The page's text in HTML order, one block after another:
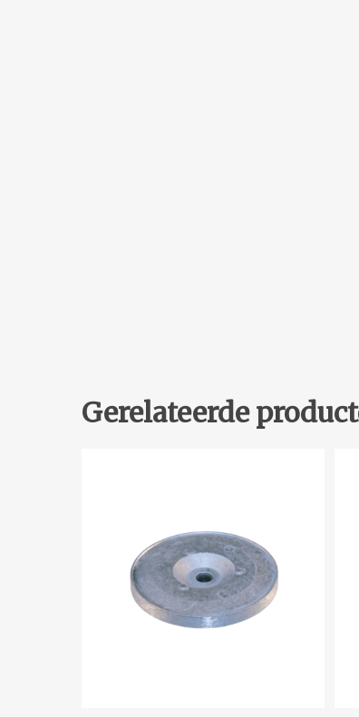
Gerelateerde